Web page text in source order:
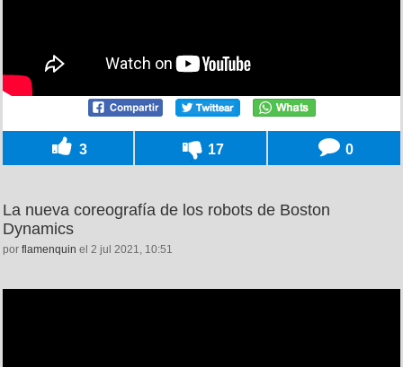
3 17 0
La nueva coreografía de los robots de Boston
Dynamics
por flamenquin el 2 jul 2021, 10:51